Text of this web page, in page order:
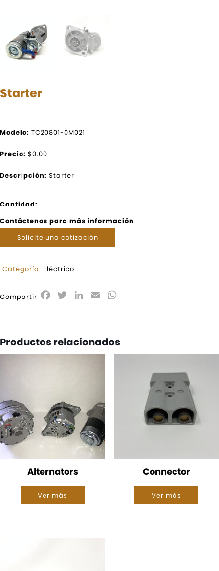
Starter
Modelo: TC20801-0M021
Precio: $0.00
Descripción: Starter
Cantidad:
Contáctenos para más información
Solicite una cotización
Categoría: Eléctrico
Compartir Facebook
TwitterLinkedIn
Email
Productos relacionados
Alternators
Ver más
Connector
Ver más